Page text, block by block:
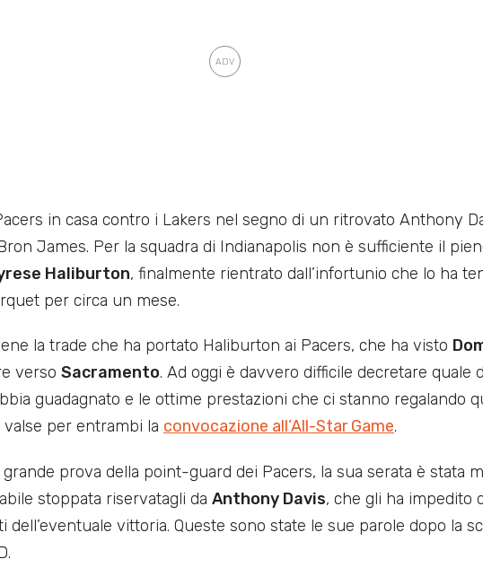
in casa contro i Lakers nel segno di un ritrovato Anthony
James. Per la squadra di Indianapolis non è sufficiente il
Haliburton, finalmente rientrato dall’infortunio che lo ha
per circa un mese.
la trade che ha portato Haliburton ai Pacers, che ha visto
verso Sacramento. Ad oggi è davvero difficile decretare quale
guadagnato e le ottime prestazioni che ci stanno regalando
per entrambi la convocazione all’All-Star Game.
prova della point-guard dei Pacers, la sua serata è stata
stoppata riservatagli da Anthony Davis, che gli ha impedito
dell’eventuale vittoria. Queste sono state le sue parole dopo la